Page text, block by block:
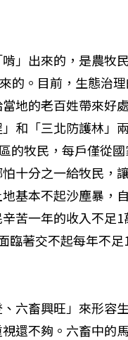
」出來的，是農牧
的。目前，生態治
地的老百姓帶來好
和「三北防護林」
的牧民，每戶僅從
十分之一給牧民，
基本不起沙塵暴，
苦一年的收入不足
臨著交不起每年不
六畜興旺」來形容
還不夠。六畜中的